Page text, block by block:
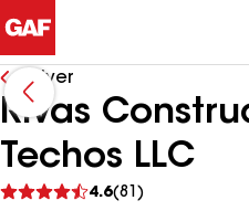
Volver
Rivas
Techos LLC
4.6(81)
comentarios